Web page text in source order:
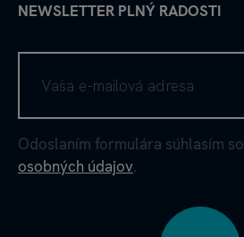
NEWSLETTER PLNÝ RADOSTI
Odoslaním formulára súhlasím so
osobných údajov.